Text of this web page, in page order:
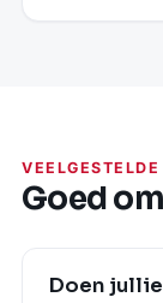
VEELGESTELDE
Goed
Doen